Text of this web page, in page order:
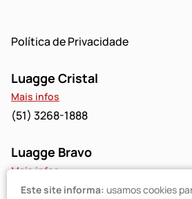
Política de Privacidade
Luagge Cristal
Mais infos
(51) 3268-1888
Luagge Bravo
Mais infos
(51) 3094-9480
Este site informa: usamos cookies